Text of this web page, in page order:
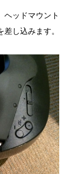
ヘッドマウント
し込みます。